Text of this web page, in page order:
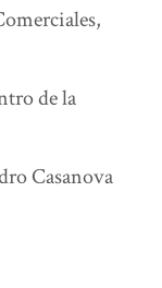
,
de la
Casanova